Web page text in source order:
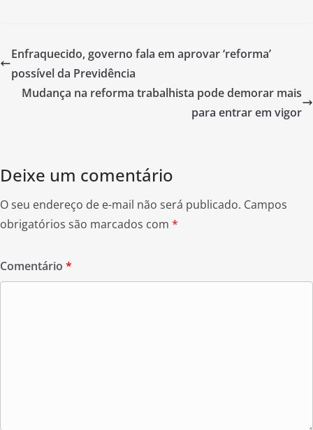
e
b
o
er e
Enfraquecido, governo fala em aprovar ‘reforma’
possível da Previdência
Mudança na reforma trabalhista pode demorar mais
para entrar em vigor
Deixe um comentário
O seu endereço de e-mail não será publicado. Campos
obrigatórios são marcados com *
Comentário *